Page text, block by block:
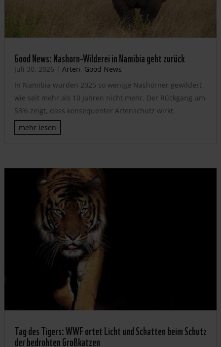
Good News: Nashorn-Wilderei in Namibia geht zurück
Juli 30, 2026 | Arten, Good News
In Namibia wurden 2025 so wenige Nashörner gewildert
wie seit mehr als 10 Jahren nicht mehr. Der Rückgang um
53% zeigt, dass konsequenter Artenschutz wirkt.
mehr lesen
Tag des Tigers: WWF ortet Licht und Schatten beim Schutz
der bedrohten Großkatzen